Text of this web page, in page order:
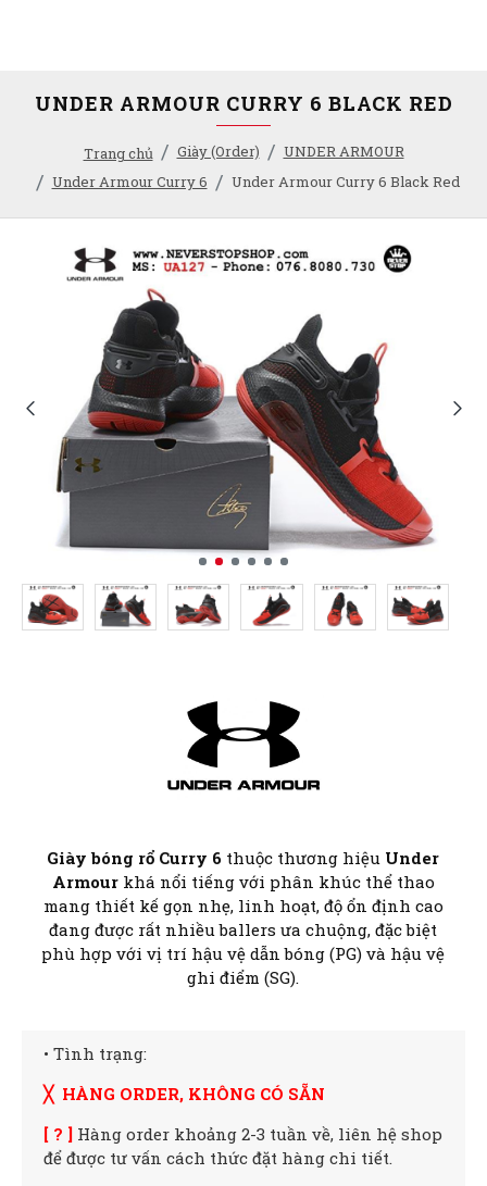
Trang chủ Giày (Order)
UNDER ARMOUR
Under Armour Curry 6
Under Armour Curry 6 Black Red
UNDER ARMOUR CURRY 6 BLACK RED
Giày bóng rổ Curry 6 thuộc thương hiệu Under
Armourkhá nổi tiếng với phân khúc thể thao
mang thiết kế gọn nhẹ, linh hoạt, độ ổn định cao
đang được rất nhiều ballers ưa chuộng, đặc biệt
phù hợp với vị trí hậu vệ dẫn bóng (PG) và hậu vệ
ghi điểm (SG).
• Tình trạng:
╳ HÀNG ORDER, KHÔNG CÓ SẴN
[ ? ] Hàng order khoảng 2-3 tuần về, liên hệ shop
để được tư vấn cách thức đặt hàng chi tiết.